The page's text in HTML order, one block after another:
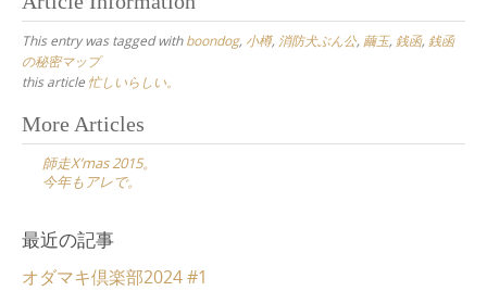
This entry was tagged withboondog, 小樽, 消防犬ぶん公, 繭玉, 銭函, 銭函
の秘密マップ
this article 忙しいらしい。
Post
navigation
More Articles
師走X’mas 2015。
今年もアレで。
最近の記事
オダマキ倶楽部2024 #1